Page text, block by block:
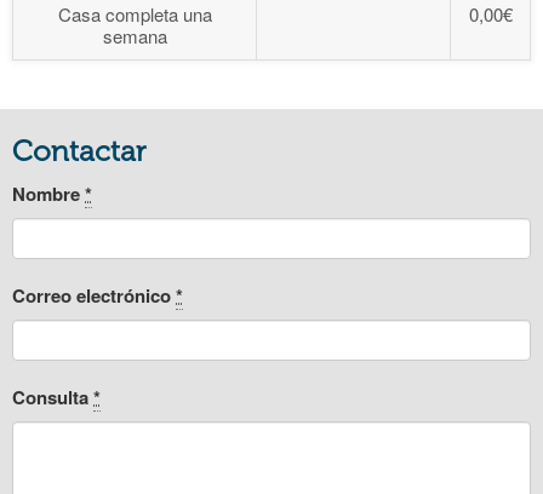
Casa completa una
semana
0,00€
Contactar
Nombre*
Correo electrónico*
Consulta*